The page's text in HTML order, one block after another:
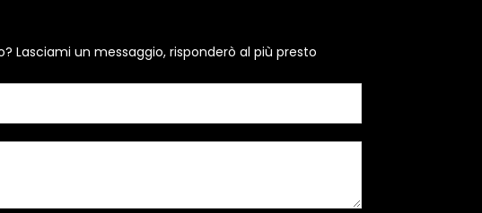
Lasciami un messaggio, risponderò al più presto